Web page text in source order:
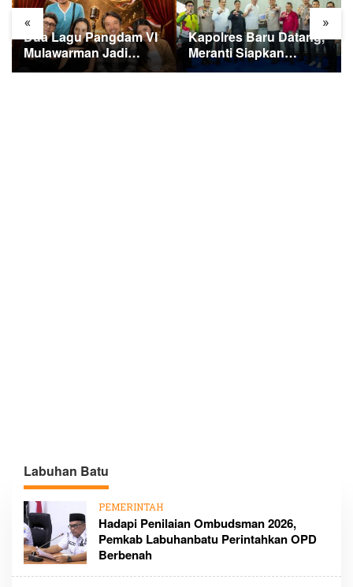
« »
Dua Lagu Pangdam VI
Mulawarman Jadi
Sorotan di Kompetisi
Kapolres Baru Datang,
Meranti Siapkan
Ekspedisi Merah Putih
Labuhan Batu
PEMERINTAH
Hadapi Penilaian Ombudsman 2026,
Pemkab Labuhanbatu Perintahkan OPD
Berbenah